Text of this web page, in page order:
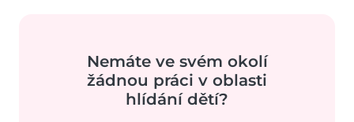
Nemáte ve svém okolí
žádnou práci v oblasti
hlídání dětí?